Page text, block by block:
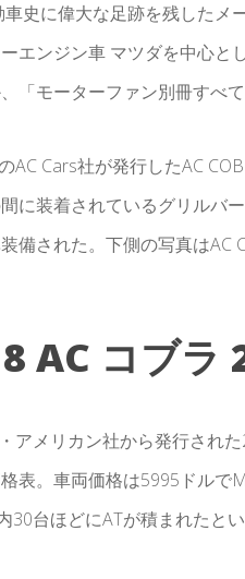
史に偉大な足跡を残した
エンジン車 マツダを中心
「モーターファン別冊すべ
AC Cars社が発行したAC
に装着されているグリルバ
備された。下側の写真は
AC コブラ
アメリカン社から発行され
表。車両価格は5995ドル
台ほどにATが積まれたとい